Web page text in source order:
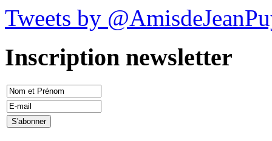
Tweets by
Inscription newsletter